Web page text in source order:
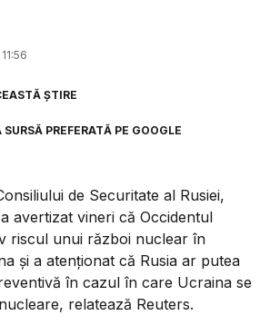
ȘTIRE
PREFERATĂ PE GOOGLE
de Securitate al Rusiei,
avertizat vineri că Occidentul
riscul unui război nuclear în
şi a atenţionat că Rusia ar putea
în cazul în care Ucraina se
relatează Reuters.